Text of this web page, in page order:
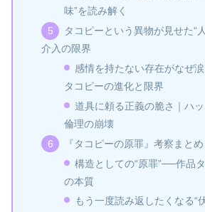
味”を読み解く
タコピーという異物が見せた“
介入の限界
感情を持たない存在がなぜ
タコピーの進化と限界
道具に頼る正義の脆さ｜ハ
倫理の崩壊
『タコピーの原罪』考察まとめ
構造としての“原罪”──作品
の本質
もう一度読み返したくなる“